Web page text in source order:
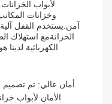
لأبواب
وخزانات
آمن.يستخدم القفل
الكهربائية
أمان عالي: تم تصميم
الأمان لأبواب